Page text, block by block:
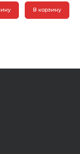
В корзину